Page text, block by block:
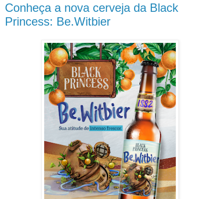
Conheça a nova cerveja da Black
Princess: Be.Witbier